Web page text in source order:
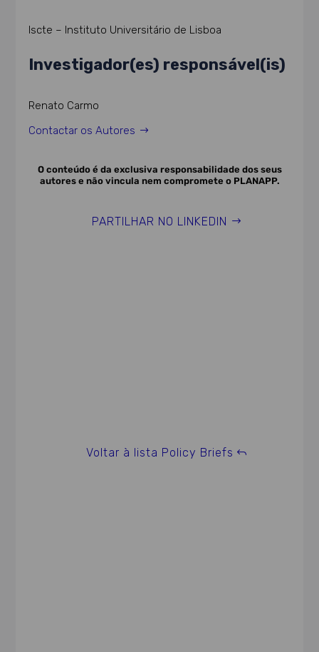
Iscte – Instituto Universitário de Lisboa
Investigador(es) responsável(is)
Renato Carmo
Contactar os Autores
O conteúdo é da exclusiva responsabilidade dos seus
autores e não vincula nem compromete o PLANAPP.
PARTILHAR NO LINKEDIN
Voltar à lista Policy Briefs